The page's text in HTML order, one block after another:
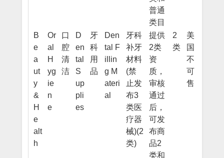
普通
类目
B
e
a
ut
y
&
H
e
alt
h
Or
al
H
yg
ie
n
e
口
腔
清
洁
D
en
tal
S
up
pli
es
牙
科
用
品
Den
tal F
illin
g M
ateri
al
牙科
补牙
材料
(禁
止发
布3
类医
疗器
械)(2
类)
提供
2类
资
质，
审核
通过
后，
可发
布商
品2
类和
2
类
美
国
不
可
售